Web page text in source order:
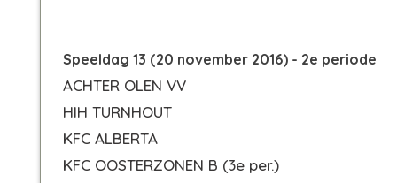
Speeldag 13 (20 november 2016) - 2e periode
ACHTER OLEN VV
HIH TURNHOUT
KFC ALBERTA
KFC OOSTERZONEN B (3e per.)